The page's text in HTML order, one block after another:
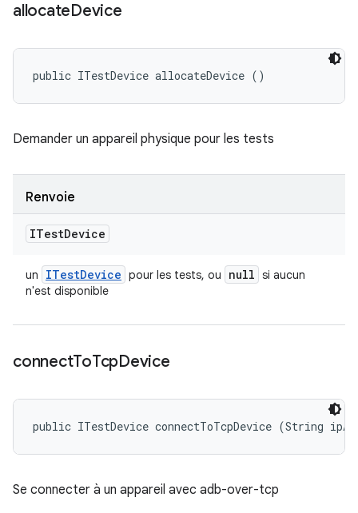
allocateDevice
public ITestDevice allocateDevice ()
Demander un appareil physique pour les tests
Renvoie
ITestDevice
un ITestDevice pour les tests, ou null si aucun
n'est disponible
connectToTcpDevice
public ITestDevice connectToTcpDevice (String
Se connecter à un appareil avec adb-over-tcp